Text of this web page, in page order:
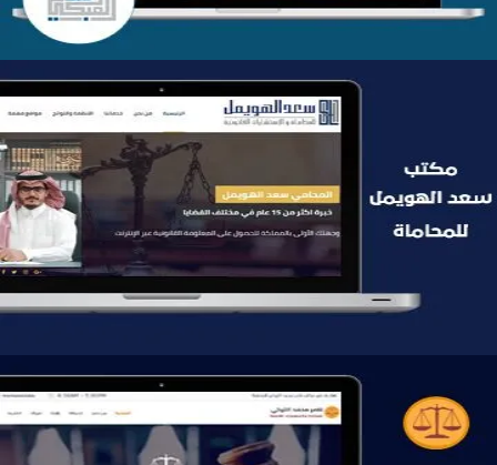
موقع سعد الهويمل للمحاماة
التفاصيل